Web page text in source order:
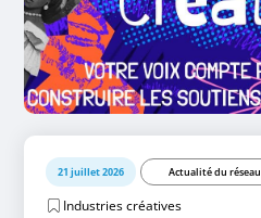
21 juillet 2026 Actualité du réseau
Industries créatives